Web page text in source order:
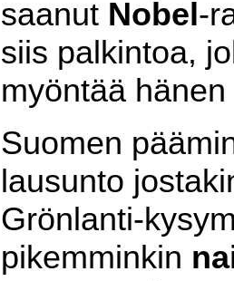
saanut Nobel-
siis palkintoa,
myöntää
Suomen
lausunto
Grönlanti-
pikemminkin